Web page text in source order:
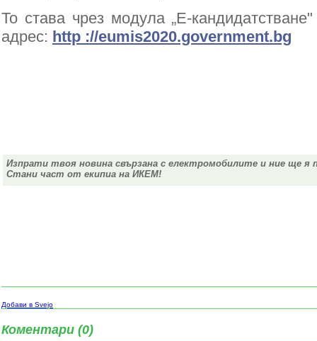
То става чрез модула „Е-
адрес: http ://eumis2020.government.bg
Изпрати твоя новина свързана с електромобилите и ние ще я
Стани част от екипиа на ИКЕМ!
Добави в Svejo
Коментари (0)